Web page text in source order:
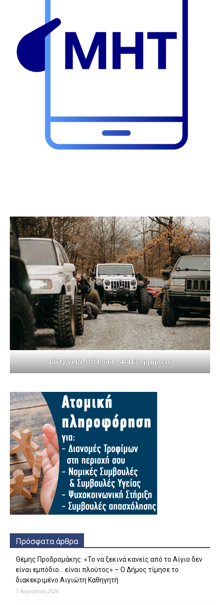
Dirty VeDi, Off Road - 4x4 Εξορμήσεις
Πρόσφατα άρθρα
Θέμης Προδρομάκης: «Το να ξεκινά κανείς από το Αίγιο δεν
είναι εμπόδιο… είναι πλούτος» – O Δήμος τίμησε το
διακεκριμένο Αιγιώτη Καθηγητή
7 Αυγούστου 2026